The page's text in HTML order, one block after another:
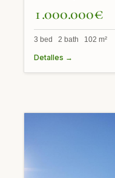
1.000.000€
3 bed 2 bath 102 m²
Detalles →